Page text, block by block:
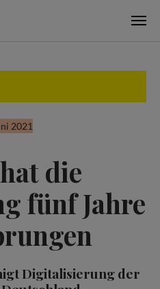
2021
die
fünf Jahre
Digitalisierung der